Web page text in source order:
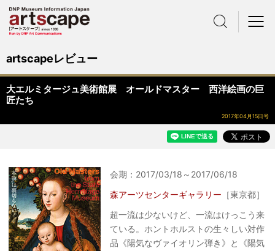
artscapeレビュー
大エルミタージュ美術館展 オールドマスター 西洋絵画の巨
匠たち
2017年04月15日号
会期：2017/03/18～2017/06/18
森アーツセンターギャラリー ［東京都］
超一流は少ないけど、一流はけっこう来
ている。ホントホルストの生々しい対作
品《陽気なヴァイオリン弾き》と《陽気
サイト内検索